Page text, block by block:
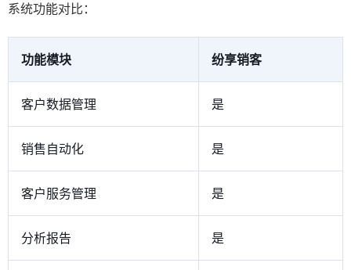
系统功能对比：
功能模块 纷享销客
客户数据管理 是
销售自动化 是
客户服务管理 是
分析报告 是